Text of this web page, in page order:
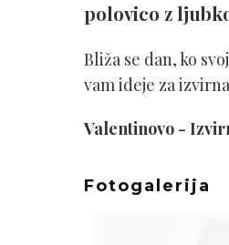
polovico z
Bliža se dan, ko
vam ideje za
Valentinovo -
Fotogalerija